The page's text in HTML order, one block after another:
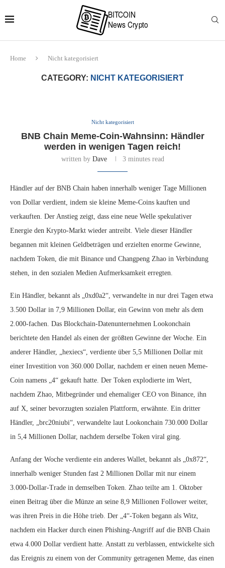
Home Nicht kategorisiert
CATEGORY: NICHT KATEGORISIERT
Nicht kategorisiert
BNB Chain Meme-Coin-Wahnsinn: Händler
werden in wenigen Tagen reich!
written by Dave 3 minutes read
Händler auf der BNB Chain haben innerhalb weniger Tage Millionen
von Dollar verdient, indem sie kleine Meme-Coins kauften und
verkauften. Der Anstieg zeigt, dass eine neue Welle spekulativer
Energie den Krypto-Markt wieder antreibt. Viele dieser Händler
begannen mit kleinen Geldbeträgen und erzielten enorme Gewinne,
nachdem Token, die mit Binance und Changpeng Zhao in Verbindung
stehen, in den sozialen Medien Aufmerksamkeit erregten.
Ein Händler, bekannt als „0xd0a2“, verwandelte in nur drei Tagen etwa
3.500 Dollar in 7,9 Millionen Dollar, ein Gewinn von mehr als dem
2.000-fachen. Das Blockchain-Datenunternehmen Lookonchain
berichtete den Handel als einen der größten Gewinne der Woche. Ein
anderer Händler, „hexiecs“, verdiente über 5,5 Millionen Dollar mit
einer Investition von 360.000 Dollar, nachdem er einen neuen Meme-
Coin namens „4“ gekauft hatte. Der Token explodierte im Wert,
nachdem Zhao, Mitbegründer und ehemaliger CEO von Binance, ihn
auf X, seiner bevorzugten sozialen Plattform, erwähnte. Ein dritter
Händler, „brc20niubi“, verwandelte laut Lookonchain 730.000 Dollar
in 5,4 Millionen Dollar, nachdem derselbe Token viral ging.
Anfang der Woche verdiente ein anderes Wallet, bekannt als „0x872“,
innerhalb weniger Stunden fast 2 Millionen Dollar mit nur einem
3.000-Dollar-Trade in demselben Token. Zhao teilte am 1. Oktober
einen Beitrag über die Münze an seine 8,9 Millionen Follower weiter,
was ihren Preis in die Höhe trieb. Der „4“-Token begann als Witz,
nachdem ein Hacker durch einen Phishing-Angriff auf die BNB Chain
etwa 4.000 Dollar verdient hatte. Anstatt zu verblassen, entwickelte sich
das Ereignis zu einem von der Community getragenen Meme, das einen